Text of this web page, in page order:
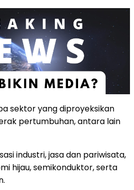
sektor yang diproyeksikan
pertumbuhan, antara lain
industri, jasa dan pariwisata,
hijau, semikonduktor, serta